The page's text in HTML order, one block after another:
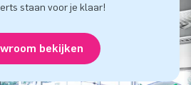
staan voor je klaar!
bekijken